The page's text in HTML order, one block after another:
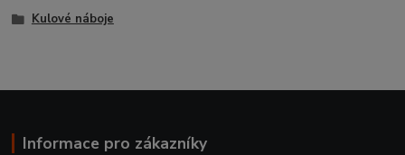
Kulové náboje
Informace pro zákazníky